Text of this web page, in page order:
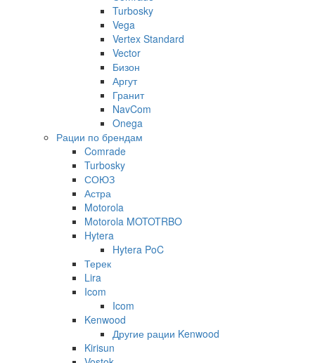
Turbosky
Vega
Vertex Standard
Vector
Бизон
Аргут
Гранит
NavCom
Onega
Рации по брендам
Comrade
Turbosky
СОЮЗ
Астра
Motorola
Motorola MOTOTRBO
Hytera
Hytera PoC
Терек
Lira
Icom
Icom
Kenwood
Другие рации Kenwood
Kirisun